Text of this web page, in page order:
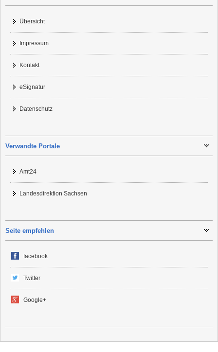
Übersicht
Impressum
Kontakt
eSignatur
Datenschutz
Verwandte Portale
Amt24
Landesdirektion Sachsen
Seite empfehlen
facebook
Twitter
Google+